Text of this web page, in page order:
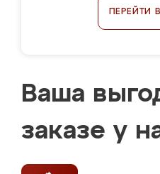
ПЕРЕЙТИ
Ваша
заказе у